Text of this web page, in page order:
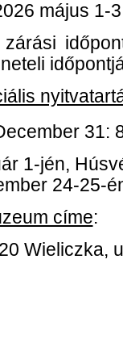
május 1-
zárási
31:
1-jén,
24-25-
címe:
Wieliczka,